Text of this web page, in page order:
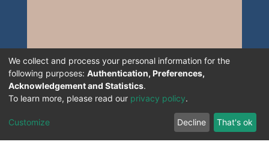
We collect and process your personal information for the
following purposes: Authentication, Preferences,
Acknowledgement and Statistics.
To learn more, please read our privacy policy.
Customize Decline That's ok